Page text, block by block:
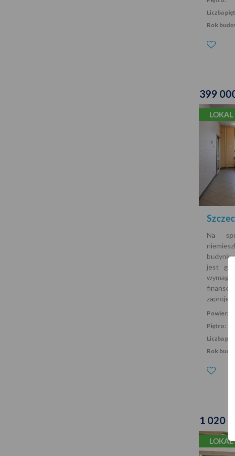
Liczba
Rok
399
LOKAL
Na
jest
zaprojek…
Piętro:
Liczba
Rok
1 020
LOKAL